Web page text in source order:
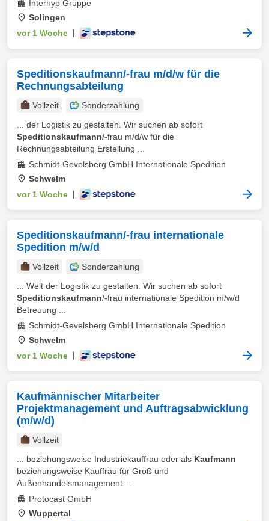
Interhyp Gruppe
Solingen
vor 1 Woche
Speditionskaufmann/-frau m/d/w für die
Rechnungsabteilung
Vollzeit
Sonderzahlung
... der Logistik zu gestalten. Wir suchen ab sofort
Speditionskaufmann/-frau m/d/w für die
Rechnungsabteilung Erstellung ...
Schmidt-Gevelsberg GmbH Internationale Spedition
Schwelm
vor 1 Woche
Speditionskaufmann/-frau internationale
Spedition m/w/d
Vollzeit
Sonderzahlung
... Welt der Logistik zu gestalten. Wir suchen ab sofort
Speditionskaufmann/-frau internationale Spedition m/w/d
Betreuung ...
Schmidt-Gevelsberg GmbH Internationale Spedition
Schwelm
vor 1 Woche
Kaufmännischer Mitarbeiter
Projektmanagement und Auftragsabwicklung
(m/w/d)
Vollzeit
... beziehungsweise Industriekauffrau oder als Kaufmann
beziehungsweise Kauffrau für Groß und
Außenhandelsmanagement ...
Protocast GmbH
Wuppertal